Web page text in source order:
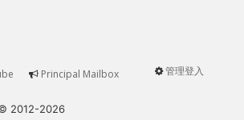
User
管理登入
Principal Mailbox
2012-2026